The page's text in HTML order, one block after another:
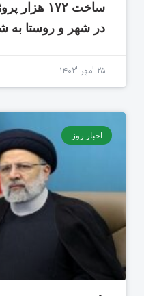
ساخت ۱۷۲
در شهر و روستا به
۲۵ 'مهر '۱۴۰۲
اخبار روز